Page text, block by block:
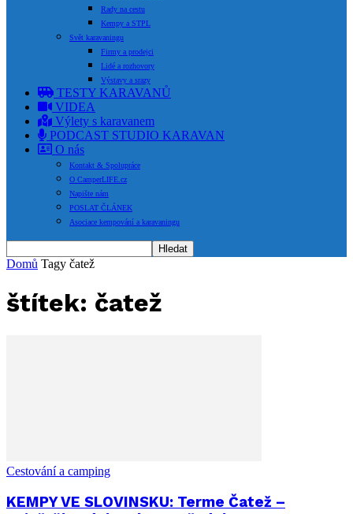
Rady na cestu
Kempy a STPL
Svět karavaningu
Firmy a prodejci
Lidé a rozhovory
Výstavy a srazy
TESTY KARAVANŮ
VIDEA
Výlety s karavanem
PODCAST STUDIO KARAVAN
O nás
Kontakt & Spolupráce
O CamperLIFE.cz
Napište nám
POSLAT ČLÁNEK
Asociace kempování a karavaningu
Domů Tagy čatež
štítek: čatež
Cestování a camping
KEMPY VE SLOVINSKU: Terme Čatež –